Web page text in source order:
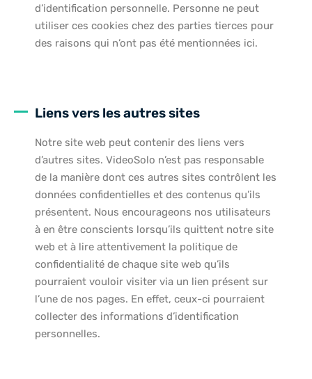
d’identification personnelle. Personne ne peut
utiliser ces cookies chez des parties tierces pour
des raisons qui n’ont pas été mentionnées ici.
Liens vers les autres sites
Notre site web peut contenir des liens vers
d’autres sites. VideoSolo n’est pas responsable
de la manière dont ces autres sites contrôlent les
données confidentielles et des contenus qu’ils
présentent. Nous encourageons nos utilisateurs
à en être conscients lorsqu’ils quittent notre site
web et à lire attentivement la politique de
confidentialité de chaque site web qu’ils
pourraient vouloir visiter via un lien présent sur
l’une de nos pages. En effet, ceux-ci pourraient
collecter des informations d’identification
personnelles.